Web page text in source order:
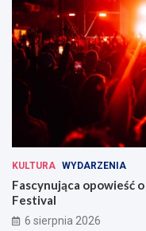
KULTURA WYDARZENIA
Fascynująca opowieść
Festival
6 sierpnia 2026